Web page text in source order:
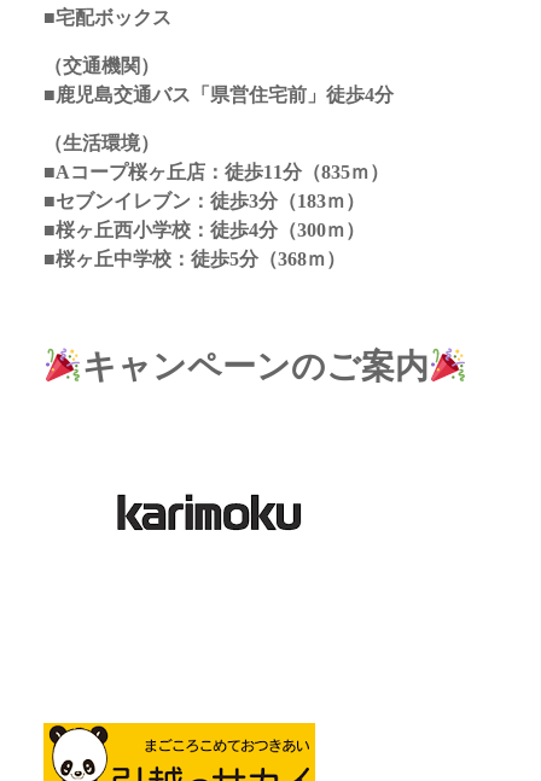
■宅配ボックス
（交通機関）
■鹿児島交通バス「県営住宅前」徒歩4分
（生活環境）
■Aコープ桜ヶ丘店：徒歩11分（835ｍ）
■セブンイレブン：徒歩3分（183ｍ）
■桜ヶ丘西小学校：徒歩4分（300ｍ）
■桜ヶ丘中学校：徒歩5分（368ｍ）
キャンペーンのご案内